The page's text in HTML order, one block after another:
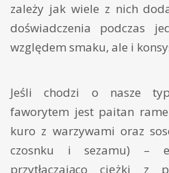
zależy jak wiele z nich
doświadczenia podczas
względem smaku, ale i
Jeśli chodzi o nasze
faworytem jest paitan
kuro z warzywami oraz
czosnku i sezamu) –
przytłaczająco ciężki z